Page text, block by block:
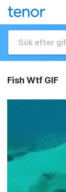
Fish Wtf GIF